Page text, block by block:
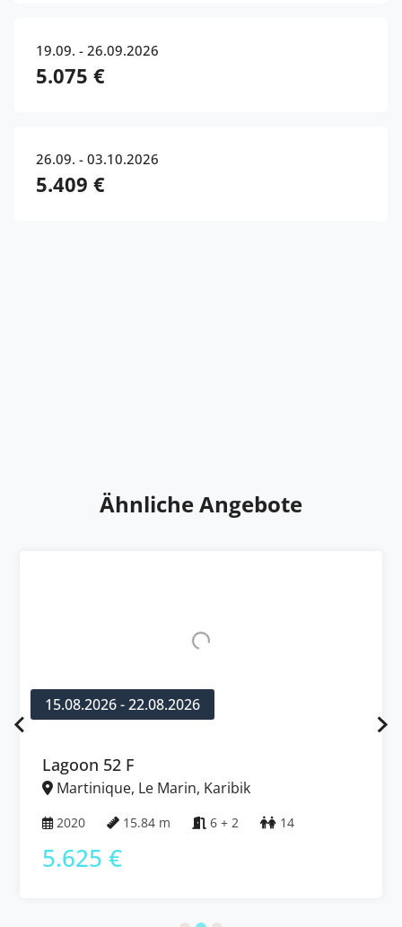
19.09. - 26.09.2026
5.075 €
26.09. - 03.10.2026
5.409 €
Ähnliche Angebote
15.08.2026 - 22.08.2026
Lagoon 52 F
Martinique, Le Marin, Karibik
2020 15.84 m 6 + 2 14
5.625 €